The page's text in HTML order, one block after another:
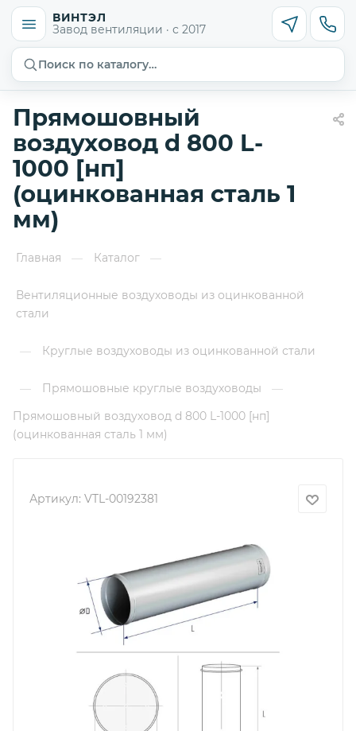
ВИНТЭЛ
Завод вентиляции · с 2017
Поиск по каталогу…
Прямошовный
воздуховод d 800 L-
1000 [нп]
(оцинкованная сталь 1
мм)
Главная — Каталог —
Вентиляционные воздуховоды из оцинкованной
стали
— Круглые воздуховоды из оцинкованной стали
— Прямошовные круглые воздуховоды
—
Прямошовный воздуховод d 800 L-1000 [нп]
(оцинкованная сталь 1 мм)
Артикул: VTL-00192381